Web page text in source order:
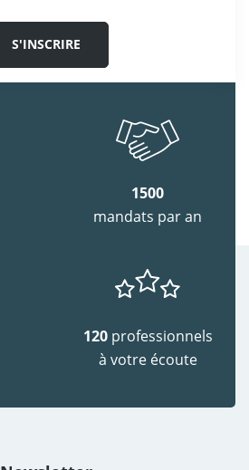
1500
mandats par an
120 professionnels
à votre écoute